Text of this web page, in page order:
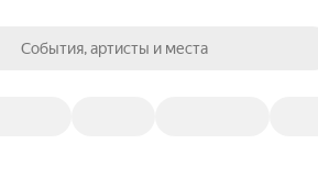
События, артисты и места